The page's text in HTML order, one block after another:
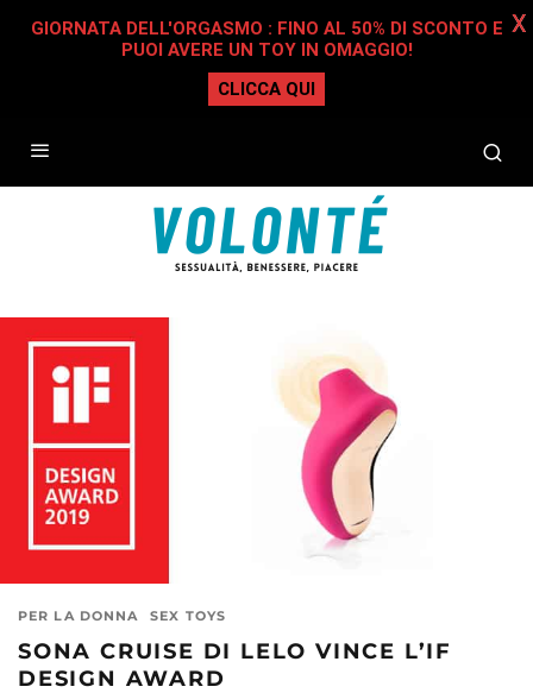
PER LA DONNA SEX TOYS
SONA CRUISE DI LELO VINCE L’IF
DESIGN AWARD
GIORNATA DELL'ORGASMO : FINO AL 50% DI SCONTO E
PUOI AVERE UN TOY IN OMAGGIO!
CLICCA QUI
X